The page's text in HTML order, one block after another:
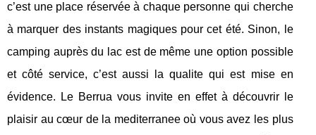
c’est une place réservée à chaque personne qui cherche
à marquer des instants magiques pour cet été. Sinon, le
camping auprès du lac est de même une option possible
et côté service, c’est aussi la qualite qui est mise en
évidence. Le Berrua vous invite en effet à découvrir le
plaisir au cœur de la mediterranee où vous avez les plus